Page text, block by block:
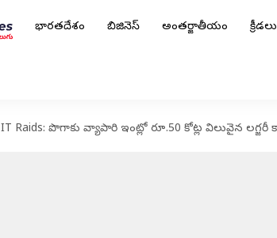
భారతదేశం బిజినెస్ అంతర్జాతీయం క్రీడలు
IT Raids: పొగాకు వ్యాపారి ఇంట్లో రూ.50 కోట్ల విలువైన లగ్జరీ